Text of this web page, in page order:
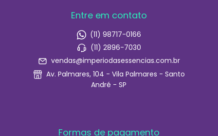
Entre em contato
(11) 98717-0166
(11) 2896-7030
vendas@imperiodasessencias.com.br
Av. Palmares, 104 - Vila Palmares - Santo
André - SP
Formas de pagamento